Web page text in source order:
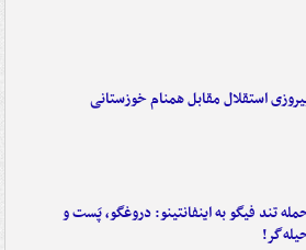
استقلال مقابل همنام خوزستانی
تند فیگو به اینفانتینو: دروغگو، پَست‌ و